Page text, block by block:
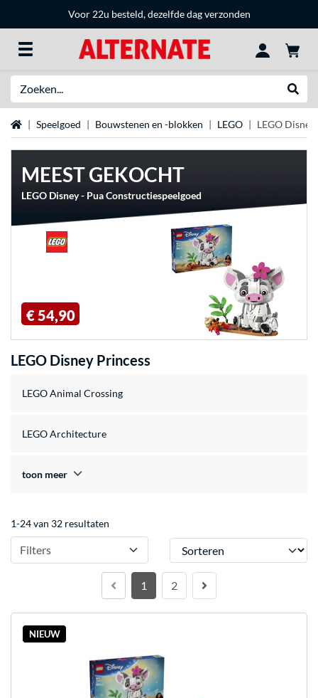
Voor 22u besteld, dezelfde dag verzonden
HomeSpeelgoed Bouwstenen en -blokken LEGO LEGO
MEEST GEKOCHT
LEGO Disney - Pua Constructiespeelgoed
€ 54,90
LEGO Disney Princess
LEGO Animal Crossing
LEGO Architecture
toon meer
1-24 van 32 resultaten
Filters Sorteren
1 2
NIEUW